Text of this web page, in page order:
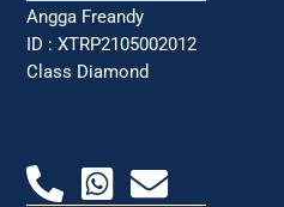
Angga Freandy
ID : XTRP2105002012
Class Diamond